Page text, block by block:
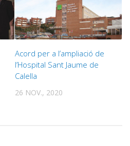
Acord per a l’ampliació de
l’Hospital Sant Jaume de
Calella
26 NOV., 2020